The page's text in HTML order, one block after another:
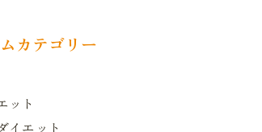
カテゴリー
ット
イエット